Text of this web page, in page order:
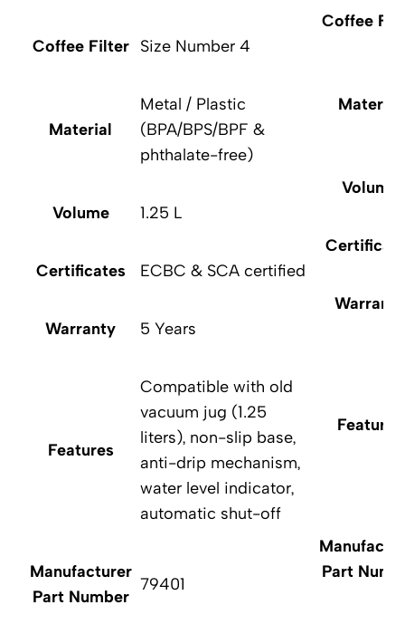
Coffee Filter Size Number 4
Material
Metal / Plastic
(BPA/BPS/BPF &
phthalate-free)
Volume 1.25 L
Certificates ECBC & SCA certified
Warranty 5 Years
Features
Compatible with old
vacuum jug (1.25
liters), non-slip base,
anti-drip mechanism,
water level indicator,
automatic shut-off
Manufacturer
Part Number
79401
Coffee
Material
Volume
Warranty
Features
Part